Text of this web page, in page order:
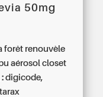
50mg
forêt renouvèle
aérosol closet
digicode,